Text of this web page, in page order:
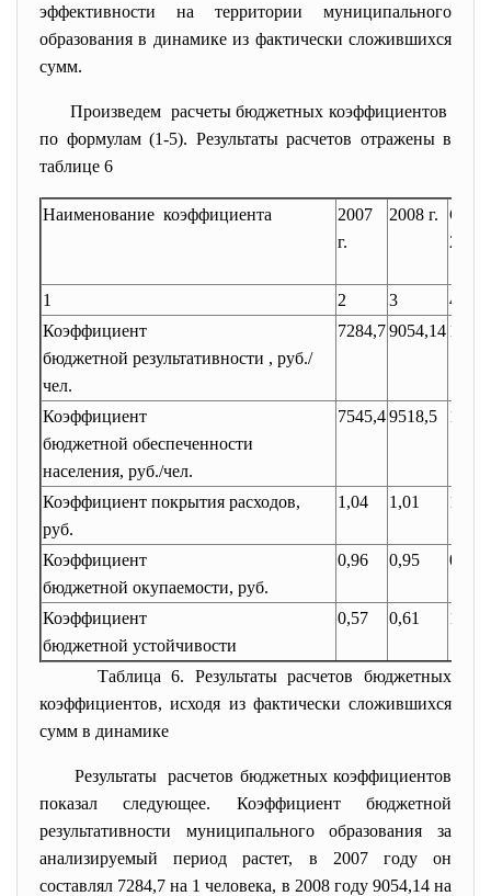
эффективности на территории муниципального
образования в динамике из фактически сложившихся
сумм.
Произведем расчеты бюджетныхкоэффициентов
по формулам (1-5). Результаты расчетов отражены в
таблице 6
Наименование коэффициента
2007
г.
2008 г.
1 2 3
4
Коэффициент
бюджетной результативности , руб./
чел.
7284,79054,14 1,24
Коэффициент
бюджетной обеспеченности
населения, руб./чел.
7545,49518,5 1,26
Коэффициент покрытия расходов,
руб.
1,04 1,01 1,05
Коэффициент
бюджетной окупаемости, руб.
0,96 0,95 0,99
Коэффициент
бюджетной устойчивости
0,57 0,61 1,07
Таблица 6. Результаты расчетов бюджетных
коэффициентов, исходя из фактически сложившихся
сумм в динамике
Результаты расчетов бюджетных коэффициентов
показал следующее. Коэффициент бюджетной
результативности муниципального образования за
анализируемый период растет, в 2007 году он
составлял 7284,7 на 1 человека, в 2008 году 9054,14на